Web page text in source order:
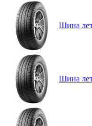
Шина
Шина